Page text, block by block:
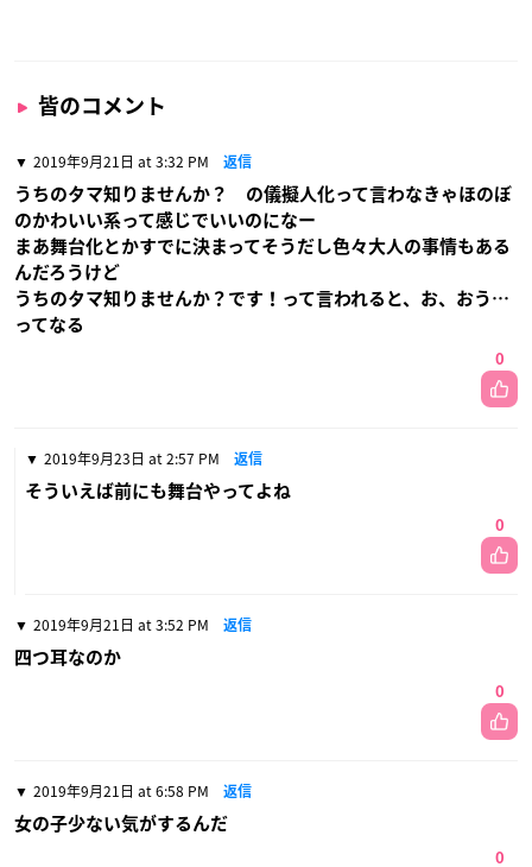
皆のコメント
2019年9月21日 at 3:32 PM 返信
うちのタマ知りませんか？ の儀擬人化って言わなきゃほのぼ
のかわいい系って感じでいいのになー
まあ舞台化とかすでに決まってそうだし色々大人の事情もある
んだろうけど
うちのタマ知りませんか？です！って言われると、お、おう…
ってなる
0
2019年9月23日 at 2:57 PM 返信
そういえば前にも舞台やってよね
0
2019年9月21日 at 3:52 PM 返信
四つ耳なのか
0
2019年9月21日 at 6:58 PM 返信
女の子少ない気がするんだ
0